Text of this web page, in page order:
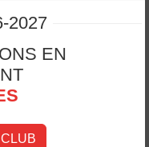
2027
EN